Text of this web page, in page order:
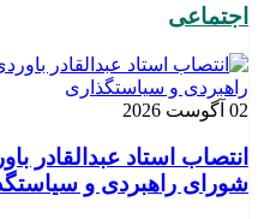
اجتماعی
02 آگوست 2026
انتصاب استاد عبدالقادر
شورای راهبردی و